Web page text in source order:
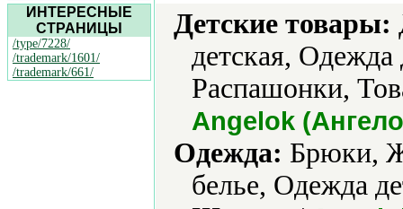
ИНТЕРЕСНЫЕ
СТРАНИЦЫ
/type/7228/
/trademark/1601/
/trademark/661/
Детские товары:
детская,
Распашонки,
Angelok
Одежда: Брюки,
белье, Одежда